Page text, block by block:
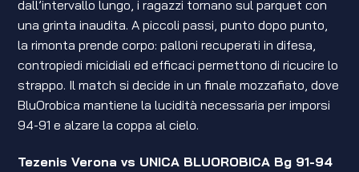
dall’intervallo lungo, i ragazzi tornano sul parquet con
una grinta inaudita. A piccoli passi, punto dopo punto,
la rimonta prende corpo: palloni recuperati in difesa,
contropiedi micidiali ed efficaci permettono di ricucire lo
strappo. Il match si decide in un finale mozzafiato, dove
BluOrobica mantiene la lucidità necessaria per imporsi
94-91 e alzare la coppa al cielo.
Tezenis Verona vs UNICA BLUOROBICA Bg 91-94